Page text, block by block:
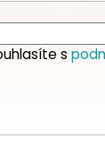
s